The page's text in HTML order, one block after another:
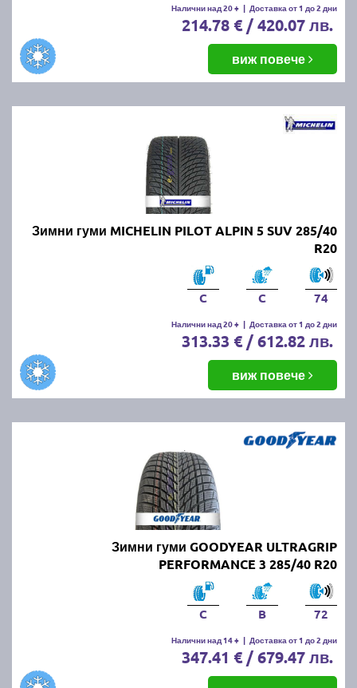
Налични над 20 + | Доставка от 1 до 2 дни
214.78 € / 420.07 лв.
виж повече
Зимни гуми MICHELIN PILOT ALPIN 5 SUV 285/40
R20
C C 74
Налични над 20 + | Доставка от 1 до 2 дни
313.33 € / 612.82 лв.
виж повече
Зимни гуми GOODYEAR ULTRAGRIP
PERFORMANCE 3 285/40 R20
C B 72
Налични над 14 + | Доставка от 1 до 2 дни
347.41 € / 679.47 лв.